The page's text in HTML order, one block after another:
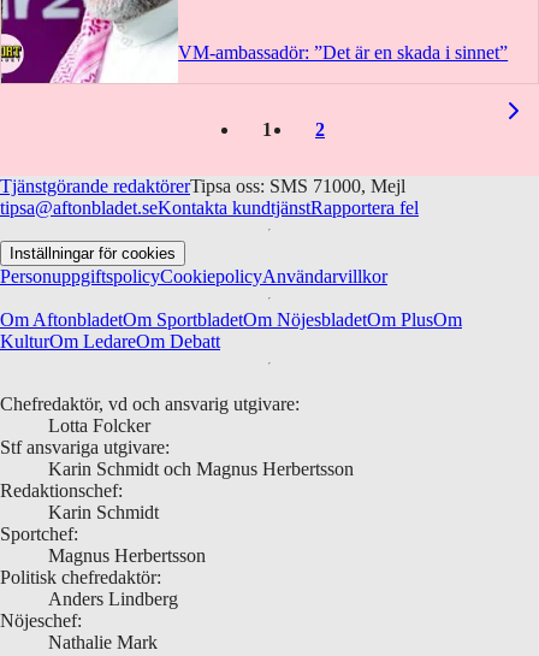
VM-ambassadör: ”Det är en skada i sinnet”
1 2
Tjänstgörande redaktörerTipsa oss: SMS 71000, Mejl
tipsa@aftonbladet.seKontakta kundtjänstRapportera fel
Inställningar för cookies
PersonuppgiftspolicyCookiepolicyAnvändarvillkor
Om AftonbladetOm SportbladetOm NöjesbladetOm PlusOm
KulturOm LedareOm Debatt
Chefredaktör, vd och ansvarig utgivare:
Lotta Folcker
Stf ansvariga utgivare:
Karin Schmidt och Magnus Herbertsson
Redaktionschef:
Karin Schmidt
Sportchef:
Magnus Herbertsson
Politisk chefredaktör:
Anders Lindberg
Nöjeschef:
Nathalie Mark